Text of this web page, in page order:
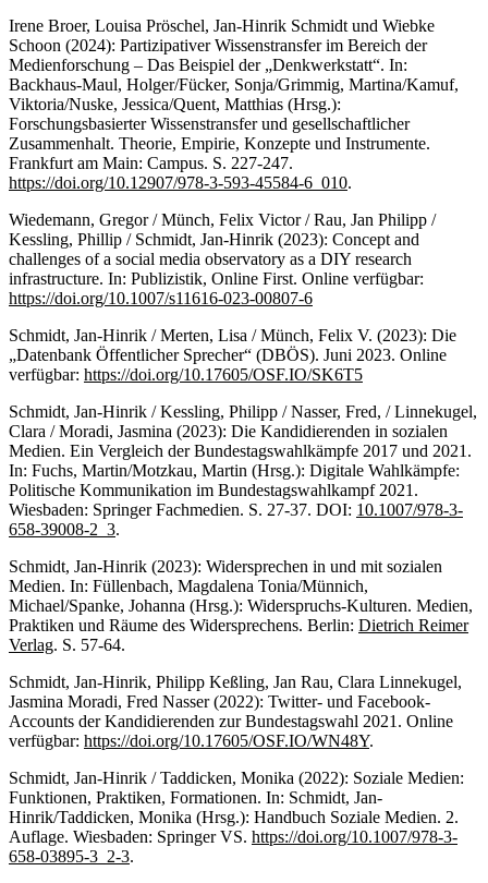
Irene Broer, Louisa Pröschel, Jan-Hinrik Schmidt und Wiebke
Schoon (2024): Partizipativer Wissenstransfer im Bereich der
Medienforschung – Das Beispiel der „Denkwerkstatt“. In:
Backhaus-Maul, Holger/Fücker, Sonja/Grimmig, Martina/Kamuf,
Viktoria/Nuske, Jessica/Quent, Matthias (Hrsg.):
Forschungsbasierter Wissenstransfer und gesellschaftlicher
Zusammenhalt. Theorie, Empirie, Konzepte und Instrumente.
Frankfurt am Main: Campus. S. 227-247.
https://doi.org/10.12907/978-3-593-45584-6_010.
Wiedemann, Gregor / Münch, Felix Victor / Rau, Jan Philipp /
Kessling, Phillip / Schmidt, Jan-Hinrik (2023): Concept and
challenges of a social media observatory as a DIY research
infrastructure. In: Publizistik, Online First. Online verfügbar:
https://doi.org/10.1007/s11616-023-00807-6
Schmidt, Jan-Hinrik / Merten, Lisa / Münch, Felix V. (2023): Die
„Datenbank Öffentlicher Sprecher“ (DBÖS). Juni 2023. Online
verfügbar: https://doi.org/10.17605/OSF.IO/SK6T5
Schmidt, Jan-Hinrik / Kessling, Philipp / Nasser, Fred, / Linnekugel,
Clara / Moradi, Jasmina (2023): Die Kandidierenden in sozialen
Medien. Ein Vergleich der Bundestagswahlkämpfe 2017 und 2021.
In: Fuchs, Martin/Motzkau, Martin (Hrsg.): Digitale Wahlkämpfe:
Politische Kommunikation im Bundestagswahlkampf 2021.
Wiesbaden: Springer Fachmedien. S. 27-37. DOI: 10.1007/978-3-
658-39008-2_3.
Schmidt, Jan-Hinrik (2023): Widersprechen in und mit sozialen
Medien. In: Füllenbach, Magdalena Tonia/Münnich,
Michael/Spanke, Johanna (Hrsg.): Widerspruchs-Kulturen. Medien,
Praktiken und Räume des Widersprechens. Berlin: Dietrich Reimer
Verlag. S. 57-64.
Schmidt, Jan-Hinrik, Philipp Keßling, Jan Rau, Clara Linnekugel,
Jasmina Moradi, Fred Nasser (2022): Twitter- und Facebook-
Accounts der Kandidierenden zur Bundestagswahl 2021. Online
verfügbar: https://doi.org/10.17605/OSF.IO/WN48Y.
Schmidt, Jan-Hinrik / Taddicken, Monika (2022): Soziale Medien:
Funktionen, Praktiken, Formationen. In: Schmidt, Jan-
Hinrik/Taddicken, Monika (Hrsg.): Handbuch Soziale Medien. 2.
Auflage. Wiesbaden: Springer VS. https://doi.org/10.1007/978-3-
658-03895-3_2-3.